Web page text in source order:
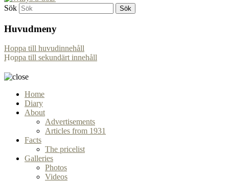
Sök
Huvudmeny
Hoppa till huvudinnehåll
Hoppa till sekundärt innehåll
Home
Diary
About
Advertisements
Articles from 1931
Facts
The pricelist
Galleries
Photos
Videos